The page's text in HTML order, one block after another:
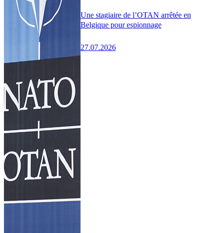
Une stagiaire de l’OTAN arrêtée en
Belgique pour espionnage
27.07.2026